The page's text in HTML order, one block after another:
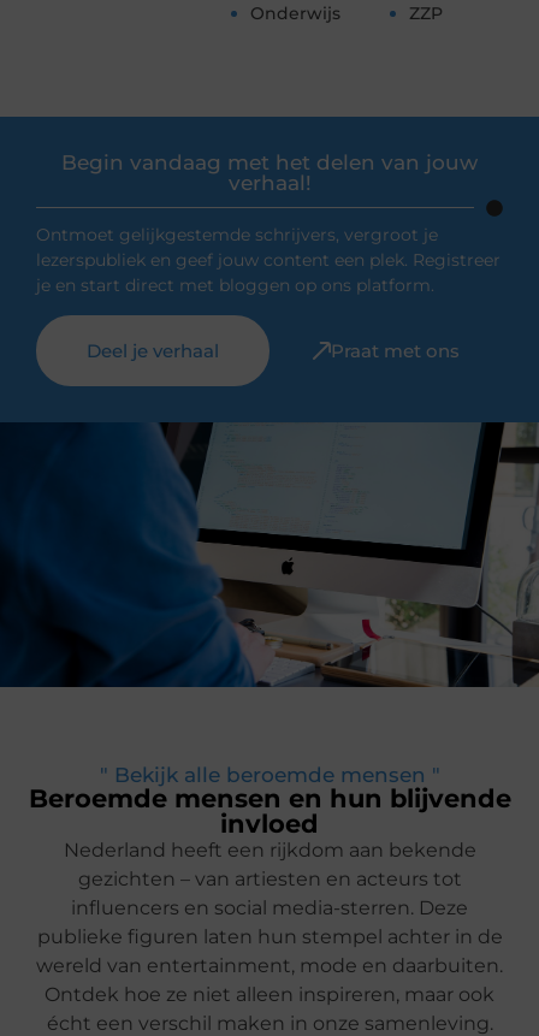
Onderwijs
ZZP
Begin vandaag met het delen van jouw
verhaal!
Ontmoet gelijkgestemde schrijvers, vergroot je
lezerspubliek en geef jouw content een plek. Registreer
je en start direct met bloggen op ons platform.
Deel je verhaal Praat met ons
" Bekijk alle beroemde mensen "
Beroemde mensen en hun blijvende
invloed
Nederland heeft een rijkdom aan bekende
gezichten – van artiesten en acteurs tot
influencers en social media-sterren. Deze
publieke figuren laten hun stempel achter in de
wereld van entertainment, mode en daarbuiten.
Ontdek hoe ze niet alleen inspireren, maar ook
écht een verschil maken in onze samenleving.